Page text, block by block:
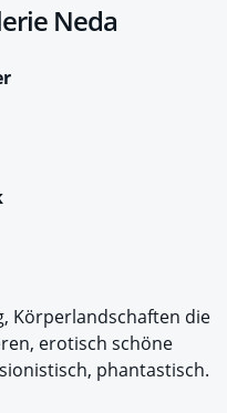
Neda
Körperlandschaften die
erotisch schöne
phantastisch.